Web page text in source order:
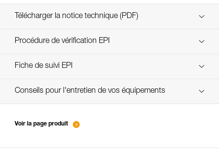
Télécharger la notice technique (PDF)
Technical Notice
Procédure de vérification EPI
verif-EPI-assureurs à freinage assisté-procedure FR
Fiche de suivi EPI
verif-EPI-assureurs à freinage assisté-suivi FR
Conseils pour l'entretien de vos équipements
Voir la page produit